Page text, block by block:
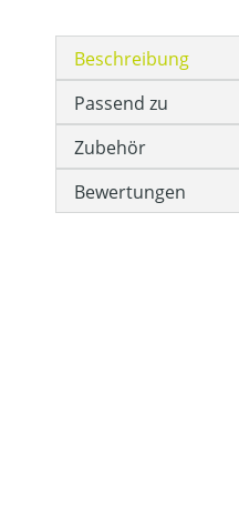
Beschreibung
Passend zu
Zubehör
Bewertungen